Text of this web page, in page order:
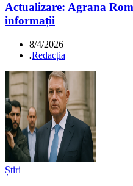
Actualizare: Agrana
informații
8/4/2026
.Redacția
Știri